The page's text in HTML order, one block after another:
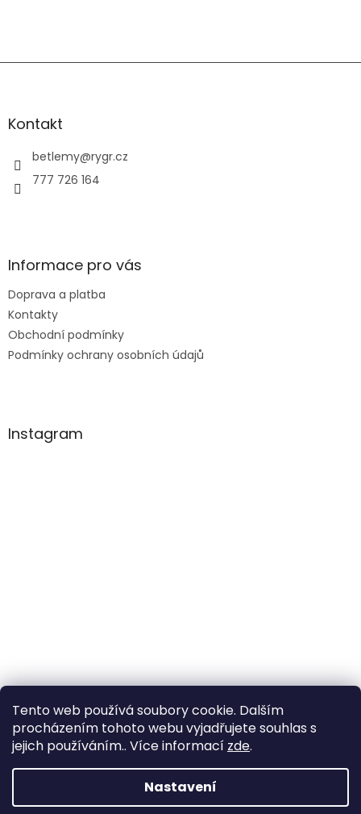
Tento web používá soubory cookie. Dalším
procházením tohoto webu vyjadřujete souhlas s
jejich používáním.. Více informací zde.
Nastavení
aKontakt
betlemy@rygr.cz
777 726 164
Informace pro vás
Doprava a platba
Kontakty
Obchodní podmínky
Podmínky ochrany osobních údajů
Instagram
Sledovat na Instagramu